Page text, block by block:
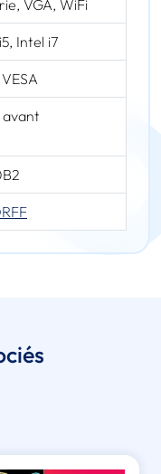
VGA, WiFi
Intel i7
avant